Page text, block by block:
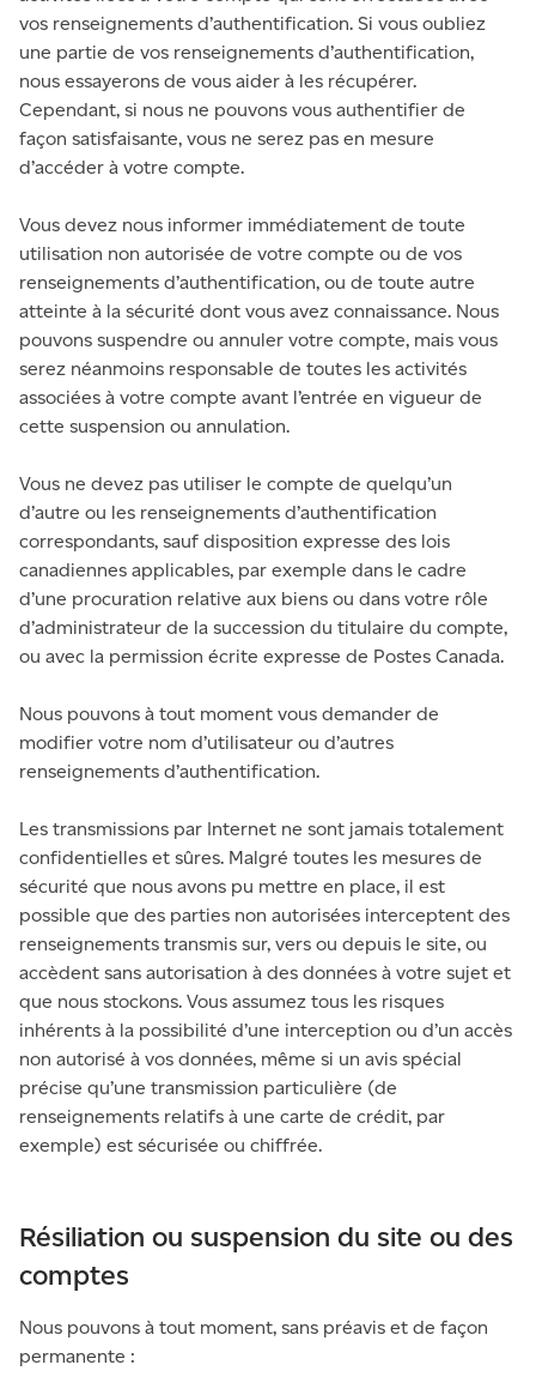
vos renseignements d’authentification. Si vous oubliez
une partie de vos renseignements d’authentification,
nous essayerons de vous aider à les récupérer.
Cependant, si nous ne pouvons vous authentifier de
façon satisfaisante, vous ne serez pas en mesure
d’accéder à votre compte.
Vous devez nous informer immédiatement de toute
utilisation non autorisée de votre compte ou de vos
renseignements d’authentification, ou de toute autre
atteinte à la sécurité dont vous avez connaissance. Nous
pouvons suspendre ou annuler votre compte, mais vous
serez néanmoins responsable de toutes les activités
associées à votre compte avant l’entrée en vigueur de
cette suspension ou annulation.
Vous ne devez pas utiliser le compte de quelqu’un
d’autre ou les renseignements d’authentification
correspondants, sauf disposition expresse des lois
canadiennes applicables, par exemple dans le cadre
d’une procuration relative aux biens ou dans votre rôle
d’administrateur de la succession du titulaire du compte,
ou avec la permission écrite expresse de Postes Canada.
Nous pouvons à tout moment vous demander de
modifier votre nom d’utilisateur ou d’autres
renseignements d’authentification.
Les transmissions par Internet ne sont jamais totalement
confidentielles et sûres. Malgré toutes les mesures de
sécurité que nous avons pu mettre en place, il est
possible que des parties non autorisées interceptent des
renseignements transmis sur, vers ou depuis le site, ou
accèdent sans autorisation à des données à votre sujet et
que nous stockons. Vous assumez tous les risques
inhérents à la possibilité d’une interception ou d’un accès
non autorisé à vos données, même si un avis spécial
précise qu’une transmission particulière (de
renseignements relatifs à une carte de crédit, par
exemple) est sécurisée ou chiffrée.
Résiliation ou suspension du site ou des
comptes
Nous pouvons à tout moment, sans préavis et de façon
permanente :